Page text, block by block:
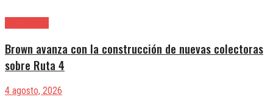
Brown avanza con la construcción de nuevas colectoras
sobre Ruta 4
4 agosto, 2026